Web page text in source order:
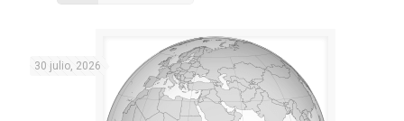
30 julio, 2026